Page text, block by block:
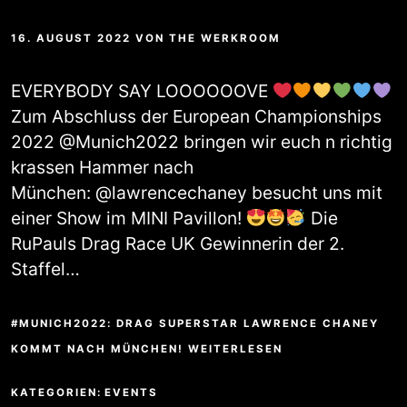
16. AUGUST 2022 VON THE WERKROOM
EVERYBODY SAY LOOOOOOVE
Zum Abschluss der European Championships
2022 @Munich2022 bringen wir euch n richtig
krassen Hammer nach
München: @lawrencechaney besucht uns mit
einer Show im MINI Pavillon!
Die
RuPauls Drag Race UK Gewinnerin der 2.
Staffel…
#MUNICH2022: DRAG SUPERSTAR LAWRENCE CHANEY
KOMMT NACH MÜNCHEN! WEITERLESEN
KATEGORIEN: EVENTS